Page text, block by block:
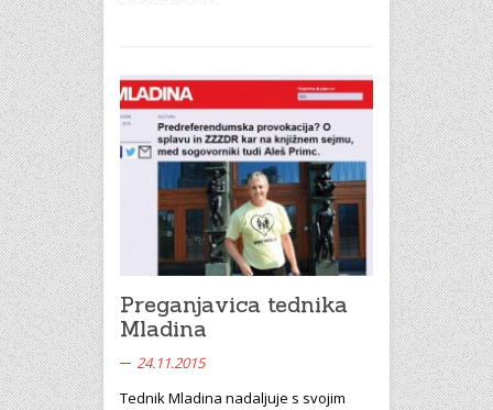
Preganjavica tednika
Mladina
24.11.2015
Tednik Mladina nadaljuje s svojim